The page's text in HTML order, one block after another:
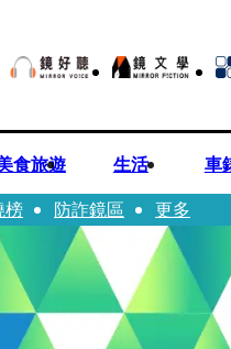
食旅遊 生活 車
榜 防詐鏡區 更多